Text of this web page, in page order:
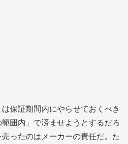
保証期間内にやらせておくべき
囲内」で済ませようとするだろ
ったのはメーカーの責任だ。た